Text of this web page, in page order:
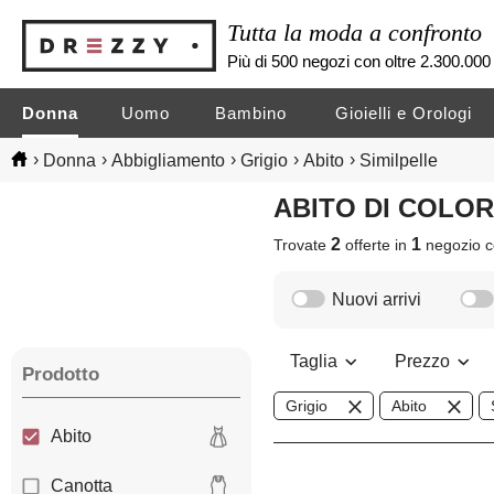
Tutta la moda a confronto
Più di 500 negozi con oltre
Donna Uomo Bambino Gioielli e Orologi
› Donna › Abbigliamento › Grigio › Abito › Similpelle
ABITO DI
Trovate2 offerte in 1 negozio
Prodotto
Abito
Canotta
Nuovi arrivi
Taglia Prezzo
Grigio Abito